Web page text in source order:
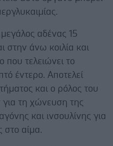
αδένας 15
στην άνω κοιλία και
που τελειώνει το
έντερο. Αποτελεί
και ο ρόλος του
για τη χώνευση της
και ινσουλίνης για
στο αίμα.